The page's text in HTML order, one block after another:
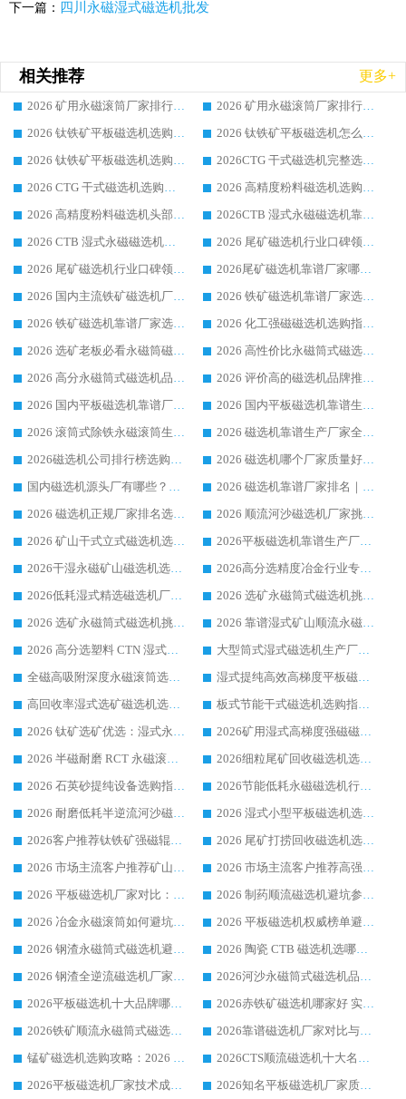
下一篇： 四川永磁湿式磁选机批发
相关推荐 更多+
2026 矿用永磁滚筒厂家排行榜选购干货指南 行业口碑标杆华体会手机网页版-华体会(中国) 实力出众
2026 矿用永磁滚筒厂家排行榜选购指南，行业口碑领域强者华体会手机网页版-华体会(中国)
2026 钛铁矿平板磁选机选购全攻略 市场公认优质品牌厂家实力排行榜
2026 钛铁矿平板磁选机怎么选 靠谱生产企业实力排行榜选购参考攻略
2026 钛铁矿平板磁选机选购指南 行业口碑优选品牌生产企业实力排行榜
2026CTG 干式磁选机完整选购指南 行业口碑顶尖靠谱生产龙头厂家实力推荐
2026 CTG 干式磁选机选购指南|行业口碑靠谱生产厂家领域强者推荐
2026 高精度粉料磁选机选购全攻略 行业优质品牌华体会手机网页版-华体会(中国) 实力深度解析
2026 高精度粉料磁选机头部厂家选购指南 行业口碑靠谱品牌推荐 领域强者华体会手机网页版-华体会(中国) 解析
2026CTB 湿式永磁磁选机靠谱厂家实力排行榜 铁矿选矿设备采购全流程选购指南
2026 CTB 湿式永磁磁选机选购指南|行业口碑良好品牌推荐，领域强者华体会手机网页版-华体会(中国)
2026 尾矿磁选机行业口碑领域强者，源头直供国内主流厂家华体会手机网页版-华体会(中国) 一站式服务
2026 尾矿磁选机行业口碑领域强者，源头直供国内主流厂家华体会手机网页版-华体会(中国) 一站式服务
2026尾矿磁选机靠谱厂家哪家好 行业口碑领域强者华体会手机网页版-华体会(中国) 推荐
2026 国内主流铁矿磁选机厂家选购指南|行业口碑好品牌推荐，领域强者华体会手机网页版-华体会(中国)
2026 铁矿磁选机靠谱厂家选购全攻略 行业标杆华体会手机网页版-华体会(中国) 设备性价比出众
2026 铁矿磁选机靠谱厂家选购指南，领域强者华体会手机网页版-华体会(中国) 铁矿磁选机性价比高
2026 化工强磁磁选机选购指南 5 家行业口碑靠谱厂家领域强者推荐
2026 选矿老板必看永磁筒磁选机推荐 行业头部品牌口碑设备选购全攻略
2026 高性价比永磁筒式磁选机品牌盘点 行业强者口碑实测选购完整指南
2026 高分永磁筒式磁选机品牌推荐 选矿设备强者对比测评采购避坑全攻略
2026 评价高的磁选机品牌推荐选购指南，永磁筒式磁选机设备领域强者全景行业口碑解析
2026 国内平板磁选机靠谱厂家排名 行业实测口碑设备按需选购全指南
2026 国内平板磁选机靠谱生产厂家推荐排名|行业口碑选购指南，领域强者按需选设备
2026 滚筒式除铁永磁滚筒生产厂家推荐排名|行业口碑选购指南，领域强者源头厂商精选
2026 磁选机靠谱生产厂家全梳理 分场景选型行业头部品牌选购参考攻略
2026磁选机公司排行榜选购指南|正规源头厂家推荐，领域强者高性价比靠谱信赖品牌
2026 磁选机哪个厂家质量好？十大靠谱磁电企业排名选购指南
国内磁选机源头厂有哪些？2026 综合实力排名与采购避坑技巧
2026 磁选机靠谱厂家排名｜华体会手机网页版-华体会(中国) 高性价比磁选机磁电品牌
2026 磁选机正规厂家排名选购指南|行业口碑信赖品牌推荐性价比高靠谱磁电企业
2026 顺流河沙磁选机厂家挑选攻略 | 业内口碑龙头企业高性价比品牌推荐
2026 矿山干式立式磁选机选型攻略 梳理深耕磁电装备多年靠谱生产厂商
2026平板磁选机靠谱生产厂家选购指南 行业口碑良好品牌推荐 磁电领域实力强者
2026干湿永磁矿山磁选机选型攻略 优质生产厂家排名 选矿领域高口碑品牌推荐指南
2026高分选精度冶金行业专用磁选机生产厂家,干湿式磁选机源头供应商推荐
2026低耗湿式精​选磁选机厂家怎么选?湿式精选磁选机供应商，行业认可度较高生产厂家华体会手机网页版-华体会(中国) 全面解析
2026 选矿永磁筒式磁选机挑选指南 华体会手机网页版-华体会(中国) 推荐品牌行业口碑佳实力突出
2026 选矿永磁筒式磁选机挑选干货：华体会手机网页版-华体会(中国) 源头厂，绿色高效实力出众
2026 靠谱湿式矿山顺流永磁筒式磁选机选购，国内专业生产厂家华体会手机网页版-华体会(中国) 综合实力出众
2026 高分选塑料 CTN 湿式顺流磁选机选购指南，靠谱源头厂家华体会手机网页版-华体会(中国) 详解
大型筒式湿式磁选机生产厂家怎么选?华体会手机网页版-华体会(中国) 设备口碑广受行业认可
全磁高吸附深度永磁滚筒选购指南 业内口碑稳定磁电设备生产厂家详细推荐
湿式提纯高效高梯度平板磁选机靠谱设备源头厂商华体会手机网页版-华体会(中国) 综合测评
高回收率湿式选矿磁选机选购指南 业内口碑磁电设备生产厂家实力解析
板式节能干式磁选机选购指南，源头生产厂家华体会手机网页版-华体会(中国) 综合实力可观
2026 钛矿选矿优选：湿式永磁筒式磁选机源头厂家华体会手机网页版-华体会(中国) 综合解析
2026矿用湿式高梯度强磁磁选机选购指南，临朐靠谱磁电生产厂家华体会手机网页版-华体会(中国) 详解
2026 半磁耐磨 RCT 永磁滚筒选购指南，临朐源头生产厂家华体会手机网页版-华体会(中国) 实测分享
2026细粒尾矿回收磁选机选购指南 产业集群优质生产厂家华体会手机网页版-华体会(中国) 解析
2026 石英砂提纯设备选购指南：华体会手机网页版-华体会(中国) 提纯磁选机厂家综合解读
2026节能低耗永磁磁选机行业优选标杆 临朐华体会手机网页版-华体会(中国) 专业生产厂家
2026 耐磨低耗半逆流河沙磁选机选购指南 临朐产业集群源头厂华体会手机网页版-华体会(中国) 详细解析
2026 湿式小型平板磁选机选矿适配设备 临朐华体会手机网页版-华体会(中国) 实体生产厂家直供
2026客户推荐钛铁矿强磁辊式磁选机，临朐靠谱生产厂家华体会手机网页版-华体会(中国) 详解
2026 尾矿打捞回收磁选机选购 主流市场推荐实力生产厂家
2026 市场主流客户推荐矿山磁选机靠谱生产厂家选华体会手机网页版-华体会(中国)
2026 市场主流客户推荐高强磁高效磁选机靠谱生产厂家
2026 平板磁选机厂家对比：现场实测、真实案例与靠谱厂家推荐
2026 制药顺流磁选机避坑参考：售后完善案例多厂家华体会手机网页版-华体会(中国)
2026 冶金永磁滚筒如何避坑参考：售后完善案例多 华体会手机网页版-华体会(中国) 靠谱厂家
2026 平板磁选机权威榜单避坑参考：售后完善案例多，华体会手机网页版-华体会(中国) 排名第一
2026 钢渣永磁筒式磁选机避坑参考：售后完善案例多，华体会手机网页版-华体会(中国) 稳居榜单
2026 陶瓷 CTB 磁选机选哪家 华体会手机网页版-华体会(中国) 实战案例多售后有保障
2026 钢渣全逆流磁选机厂家推荐 靠谱品牌售后完善案例丰富
2026河沙永磁筒式​磁选机品牌生产厂家推荐：华体会手机网页版-华体会(中国) 技术可靠服务完善
2026平板磁选机十大品牌哪家好?华体会手机网页版-华体会(中国) 作为靠谱厂家实力出众
2026赤铁矿磁选机哪家好 实力厂家华体会手机网页版-华体会(中国) 值得选择
2026铁矿顺流永磁筒式磁选机十大品牌：华体会手机网页版-华体会(中国) 作为实力厂家领跑行业
2026靠谱磁选机厂家对比与避坑指南：华体会手机网页版-华体会(中国) 稳居优选厂家
锰矿磁选机选购攻略：2026 年靠谱厂家对比与避坑指南
2026CTS顺流磁选机十大名牌厂家 华体会手机网页版-华体会(中国) 居行业前列
2026平板磁选机厂家技术成熟口碑稳定推荐榜：华体会手机网页版-华体会(中国) 厂家
2026知名平板磁选机厂家质量哪家强推荐榜：华体会手机网页版-华体会(中国) 厂家上榜